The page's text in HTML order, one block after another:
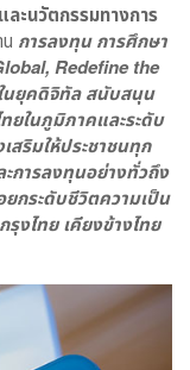
ะนวัตกรรมทางการ
การลงทุน การศึกษา
Redefine the
นยุคดิจิทัล สนับสนุน
ยในภูมิภาคและระดับ
สริมให้ประชาชนทุก
การลงทุนอย่างทั่วถึง
ยกระดับชีวิตความเป็น
รุงไทย เคียงข้างไทย